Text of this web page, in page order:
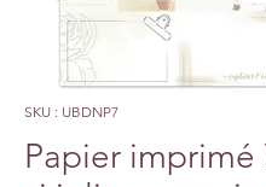
SKU : UBDNP7
Papier imprimé